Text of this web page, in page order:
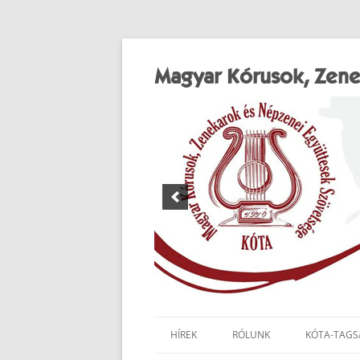
Magyar Kórusok,
HÍREK RÓLUNK KÓTA-